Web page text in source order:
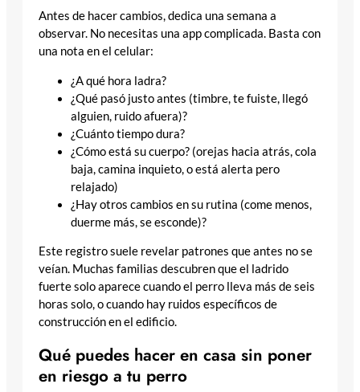
Antes de hacer cambios, dedica una semana a
observar. No necesitas una app complicada. Basta con
una nota en el celular:
¿A qué hora ladra?
¿Qué pasó justo antes (timbre, te fuiste, llegó
alguien, ruido afuera)?
¿Cuánto tiempo dura?
¿Cómo está su cuerpo? (orejas hacia atrás, cola
baja, camina inquieto, o está alerta pero
relajado)
¿Hay otros cambios en su rutina (come menos,
duerme más, se esconde)?
Este registro suele revelar patrones que antes no se
veían. Muchas familias descubren que el ladrido
fuerte solo aparece cuando el perro lleva más de seis
horas solo, o cuando hay ruidos específicos de
construcción en el edificio.
Qué puedes hacer en casa sin poner
en riesgo a tu perro